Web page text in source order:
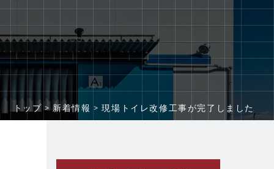
トップ >新着情報 >現場トイレ改修工事が完了しました